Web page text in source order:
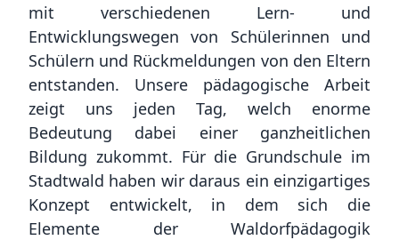
mit verschiedenen Lern- und
Entwicklungswegen von Schülerinnen und
Schülern und Rückmeldungen von den Eltern
entstanden. Unsere pädagogische Arbeit
zeigt uns jeden Tag, welch enorme
Bedeutung dabei einer ganzheitlichen
Bildung zukommt. Für die Grundschule im
Stadtwald haben wir daraus ein einzigartiges
Konzept entwickelt, in dem sich die
Elemente der Waldorfpädagogik